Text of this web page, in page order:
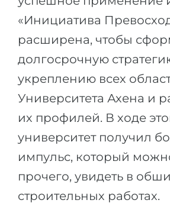
«Инициатива
расширена, чтобы
долгосрочную
укреплению всех
Университета Ахена и
их профилей. В ходе
университет получил
импульс, который
прочего, увидеть в
строительных работах.